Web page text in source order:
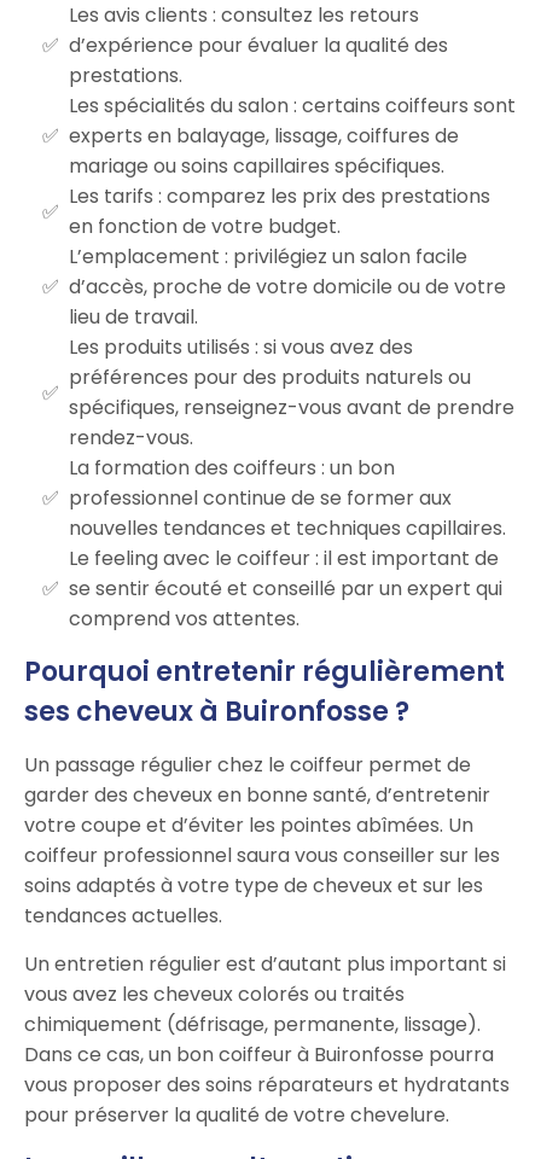
Les avis clients : consultez les retours
d’expérience pour évaluer la qualité des
prestations.
Les spécialités du salon : certains coiffeurs sont
experts en balayage, lissage, coiffures de
mariage ou soins capillaires spécifiques.
Les tarifs : comparez les prix des prestations
en fonction de votre budget.
L’emplacement : privilégiez un salon facile
d’accès, proche de votre domicile ou de votre
lieu de travail.
Les produits utilisés : si vous avez des
préférences pour des produits naturels ou
spécifiques, renseignez-vous avant de prendre
rendez-vous.
La formation des coiffeurs : un bon
professionnel continue de se former aux
nouvelles tendances et techniques capillaires.
Le feeling avec le coiffeur : il est important de
se sentir écouté et conseillé par un expert qui
comprend vos attentes.
Pourquoi entretenir régulièrement
ses cheveux à Buironfosse ?
Un passage régulier chez le coiffeur permet de
garder des cheveux en bonne santé, d’entretenir
votre coupe et d’éviter les pointes abîmées. Un
coiffeur professionnel saura vous conseiller sur les
soins adaptés à votre type de cheveux et sur les
tendances actuelles.
Un entretien régulier est d’autant plus important si
vous avez les cheveux colorés ou traités
chimiquement (défrisage, permanente, lissage).
Dans ce cas, un bon coiffeur à Buironfosse pourra
vous proposer des soins réparateurs et hydratants
pour préserver la qualité de votre chevelure.